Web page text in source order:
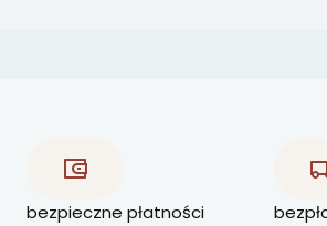
bezpieczne płatności